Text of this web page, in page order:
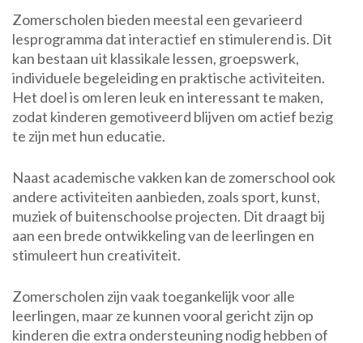
Zomerscholen bieden meestal een gevarieerd
lesprogramma dat interactief en stimulerend is. Dit
kan bestaan uit klassikale lessen, groepswerk,
individuele begeleiding en praktische activiteiten.
Het doel is om leren leuk en interessant te maken,
zodat kinderen gemotiveerd blijven om actief bezig
te zijn met hun educatie.
Naast academische vakken kan de zomerschool ook
andere activiteiten aanbieden, zoals sport, kunst,
muziek of buitenschoolse projecten. Dit draagt bij
aan een brede ontwikkeling van de leerlingen en
stimuleert hun creativiteit.
Zomerscholen zijn vaak toegankelijk voor alle
leerlingen, maar ze kunnen vooral gericht zijn op
kinderen die extra ondersteuning nodig hebben of